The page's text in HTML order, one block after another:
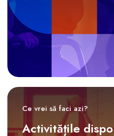
Ce vrei să faci azi?
Activitățile